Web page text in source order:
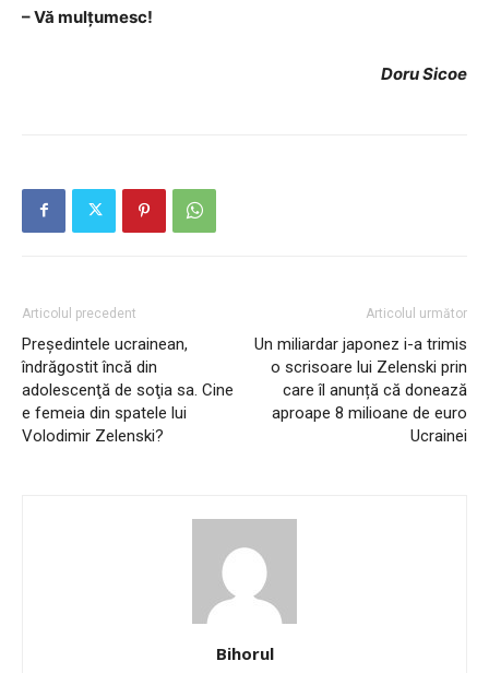
– Vă mulțumesc!
Doru Sicoe
Articolul precedent
Preşedintele ucrainean,
îndrăgostit încă din
adolescenţă de soţia sa. Cine
e femeia din spatele lui
Volodimir Zelenski?
Articolul următor
Un miliardar japonez i-a trimis
o scrisoare lui Zelenski prin
care îl anunță că donează
aproape 8 milioane de euro
Ucrainei
Bihorul